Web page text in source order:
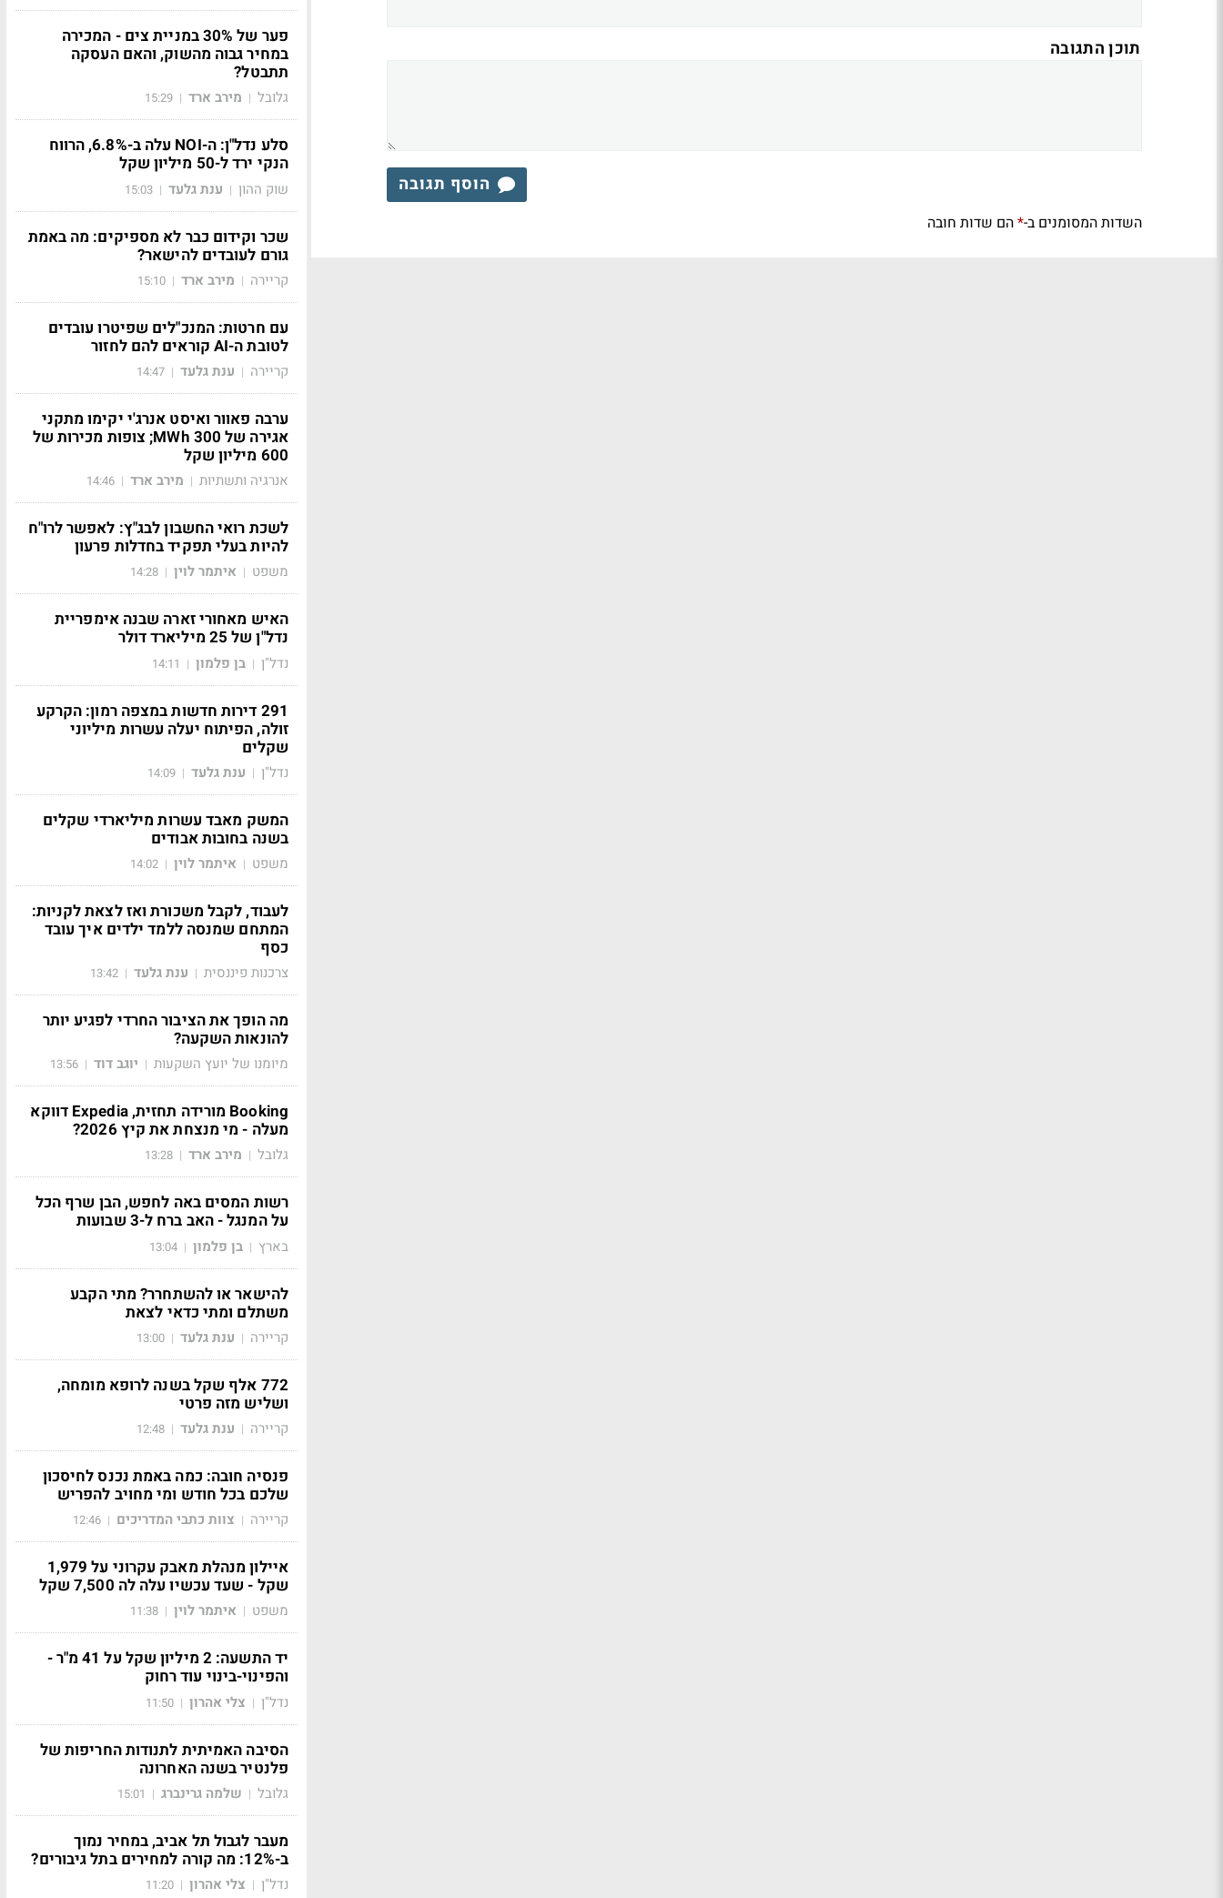
תוכן התגובה
הוסף תגובה
השדות המסומנים ב-*הם שדות חובה
פער של 30% במניית צים - המכירה
במחיר גבוה מהשוק, והאם העסקה
תתבטל?
גלובל | מירב ארד |
15:29
סלע נדל"ן: ה-NOI עלה ב-6.8%, הרווח
הנקי ירד ל-50 מיליון שקל
שוק ההון | ענת גלעד |
15:03
שכר וקידום כבר לא מספיקים: מה באמת
גורם לעובדים להישאר?
קריירה | מירב ארד |
15:10
עם חרטות: המנכ"לים שפיטרו עובדים
לטובת ה-AI קוראים להם לחזור
קריירה | ענת גלעד |
14:47
ערבה פאוור ואיסט אנרג'י יקימו מתקני
אגירה של 300 MWh; צופות מכירות של
600 מיליון שקל
אנרגיה ותשתיות | מירב ארד |
14:46
לשכת רואי החשבון לבג"ץ: לאפשר לרו"ח
להיות בעלי תפקיד בחדלות פרעון
משפט | איתמר לוין |
14:28
האיש מאחורי זארה שבנה אימפריית
נדל"ן של 25 מיליארד דולר
נדל"ן | בן פלמון |
14:11
291 דירות חדשות במצפה רמון: הקרקע
זולה, הפיתוח יעלה עשרות מיליוני
שקלים
נדל"ן | ענת גלעד |
14:09
המשק מאבד עשרות מיליארדי שקלים
בשנה בחובות אבודים
משפט | איתמר לוין |
14:02
לעבוד, לקבל משכורת ואז לצאת לקניות:
המתחם שמנסה ללמד ילדים איך עובד
כסף
צרכנות פיננסית | ענת גלעד |
13:42
מה הופך את הציבור החרדי לפגיע יותר
להונאות השקעה?
מיומנו של יועץ השקעות | יוגב דוד |
13:56
Booking מורידה תחזית, Expedia דווקא
מעלה - מי מנצחת את קיץ 2026?
גלובל | מירב ארד |
13:28
רשות המסים באה לחפש, הבן שרף הכל
על המנגל - האב ברח ל-3 שבועות
בארץ | בן פלמון |
13:04
להישאר או להשתחרר? מתי הקבע
משתלם ומתי כדאי לצאת
קריירה | ענת גלעד |
13:00
772 אלף שקל בשנה לרופא מומחה,
ושליש מזה פרטי
קריירה | ענת גלעד |
12:48
פנסיה חובה: כמה באמת נכנס לחיסכון
שלכם בכל חודש ומי מחויב להפריש
קריירה | צוות כתבי המדריכים |
12:46
איילון מנהלת מאבק עקרוני על 1,979
שקל - שעד עכשיו עלה לה 7,500 שקל
משפט | איתמר לוין |
11:38
יד התשעה: 2 מיליון שקל על 41 מ"ר -
והפינוי-בינוי עוד רחוק
נדל"ן | צלי אהרון |
11:50
הסיבה האמיתית לתנודות החריפות של
פלנטיר בשנה האחרונה
גלובל | שלמה גרינברג |
15:01
מעבר לגבול תל אביב, במחיר נמוך
ב-12%: מה קורה למחירים בתל גיבורים?
נדל"ן | צלי אהרון |
11:20